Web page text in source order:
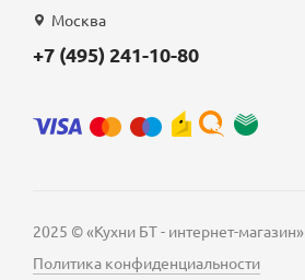
Москва
+7 (495) 241-10-80
2025 © «Кухни БТ - интернет-магазин»
Политика конфиденциальности